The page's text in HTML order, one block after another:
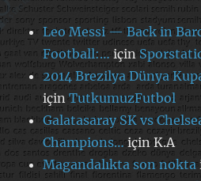
Leo Messi — Back in
Football:… için
2014 Brezilya Dünya
içinTutkumuzFutbol
Galatasaray SK vs
Champions…içinK.A
Magandalıkta son nokta